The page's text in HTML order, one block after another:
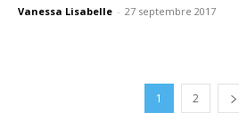
Vanessa Lisabelle - 27 septembre 2017
1 2